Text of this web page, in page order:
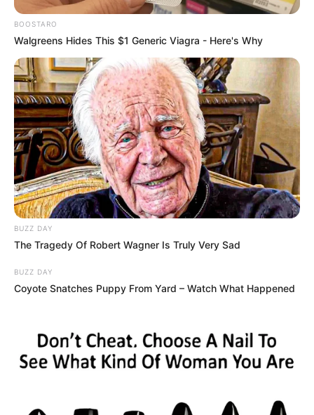
BOOSTARO
Walgreens Hides This $1 Generic Viagra - Here's Why
BUZZ DAY
The Tragedy Of Robert Wagner Is Truly Very Sad
BUZZ DAY
Coyote Snatches Puppy From Yard – Watch What Happened